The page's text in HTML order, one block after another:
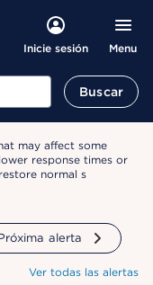
Inicie sesión Menu
Buscar
may affect some
response times or
normal s
alerta
Ver todas las alertas